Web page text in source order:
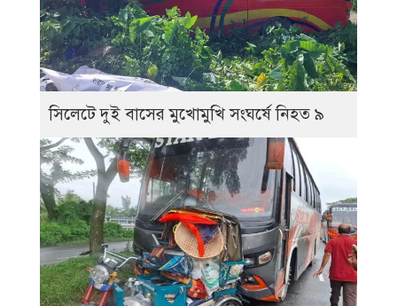
সিলেটে দুই বাসের মুখোমুখি সংঘর্ষে নিহত ৯